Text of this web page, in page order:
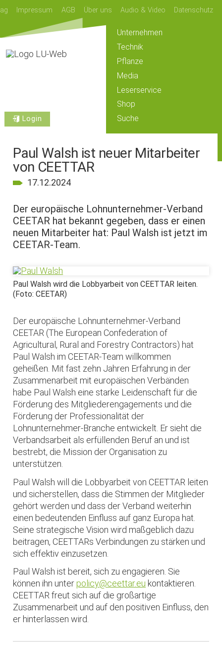
Impressum AGB Über uns Audio & Video Datenschutz
Login
Unternehmen
Technik
Pflanze
Media
Leserservice
Shop
Suche
Paul Walsh ist neuer Mitarbeiter
von CEETTAR
17.12.2024
Der europäische Lohnunternehmer-Verband
CEETAR hat bekannt gegeben, dass er einen
neuen Mitarbeiter hat: Paul Walsh ist jetzt im
CEETAR-Team.
Paul Walsh wird die Lobbyarbeit von CEETTAR leiten.
(Foto: CEETAR)
Der europäische Lohnunternehmer-Verband
CEETAR (The European Confederation of
Agricultural, Rural and Forestry Contractors) hat
Paul Walsh im CEETAR-Team willkommen
geheißen. Mit fast zehn Jahren Erfahrung in der
Zusammenarbeit mit europäischen Verbänden
habe Paul Walsh eine starke Leidenschaft für die
Förderung des Mitgliederengagements und die
Förderung der Professionalität der
Lohnunternehmer-Branche entwickelt. Er sieht die
Verbandsarbeit als erfüllenden Beruf an und ist
bestrebt, die Mission der Organisation zu
unterstützen.
Paul Walsh will die Lobbyarbeit von CEETTAR leiten
und sicherstellen, dass die Stimmen der Mitglieder
gehört werden und dass der Verband weiterhin
einen bedeutenden Einfluss auf ganz Europa hat.
Seine strategische Vision wird maßgeblich dazu
beitragen, CEETTARs Verbindungen zu stärken und
sich effektiv einzusetzen.
Paul Walsh ist bereit, sich zu engagieren. Sie
können ihn unterpolicy@ceettar.eu kontaktieren.
CEETTAR freut sich auf die großartige
Zusammenarbeit und auf den positiven Einfluss, den
er hinterlassen wird.